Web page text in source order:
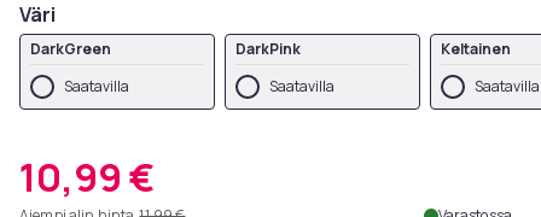
Väri
DarkGreen
Saatavilla
DarkPink
Saatavilla
Keltainen
Saatavilla
10,99 €